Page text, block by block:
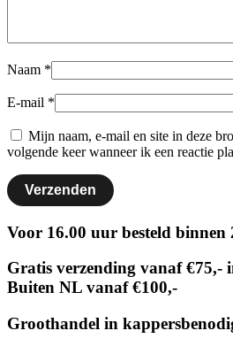
Naam *
E-mail *
Mijn naam, e-mail en site in deze
volgende keer wanneer ik een reactie
Voor 16.00 uur besteld binnen
Gratis verzending vanaf €75,-
Buiten NL vanaf €100,-
Groothandel in